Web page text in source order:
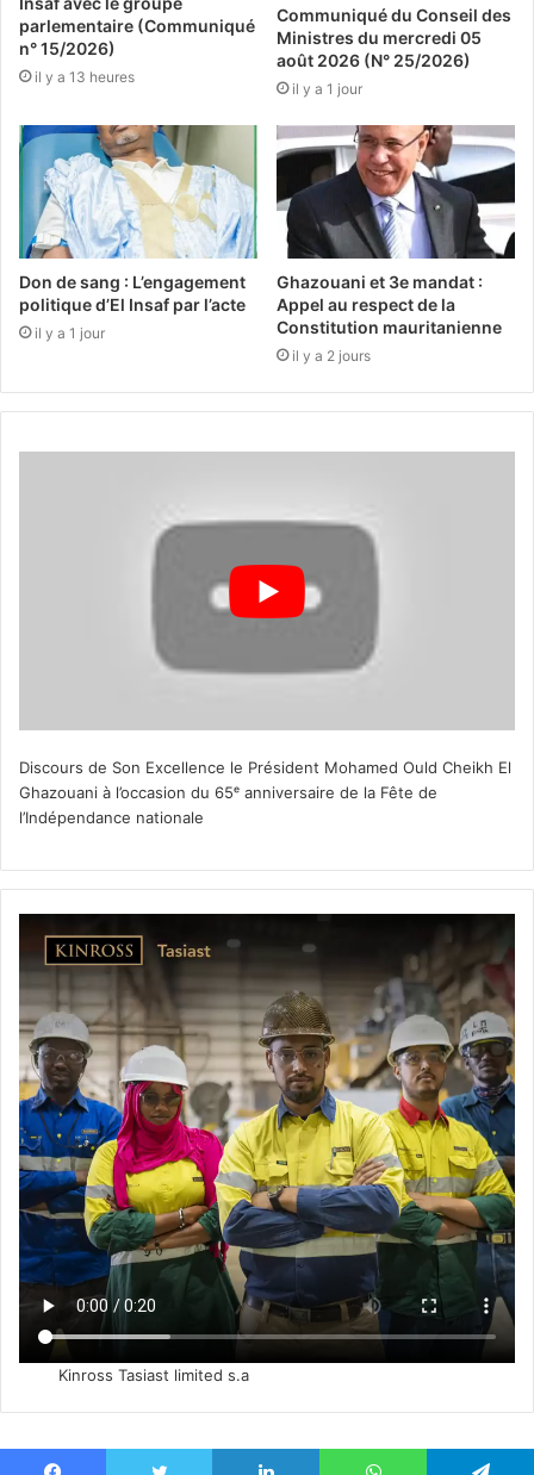
parlementaire (Communiqué
n° 15/2026)
il y a 13 heures
Communiqué du Conseil des
Ministres du mercredi 05
août 2026 (N° 25/2026)
il y a 1 jour
Don de sang : L’engagement
politique d’El Insaf par l’acte
il y a 1 jour
Ghazouani et 3e mandat :
Appel au respect de la
Constitution mauritanienne
il y a 2 jours
Discours de Son Excellence le Président Mohamed Ould Cheikh El
Ghazouani à l’occasion du 65ᵉ anniversaire de la Fête de
l’Indépendance nationale
Kinross Tasiast limited s.a